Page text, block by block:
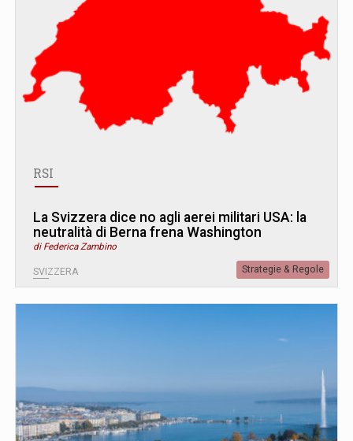
RSI
La Svizzera dice no agli aerei militari USA: la
neutralità di Berna frena Washington
di Federica Zambino
SVIZZERA Strategie & Regole